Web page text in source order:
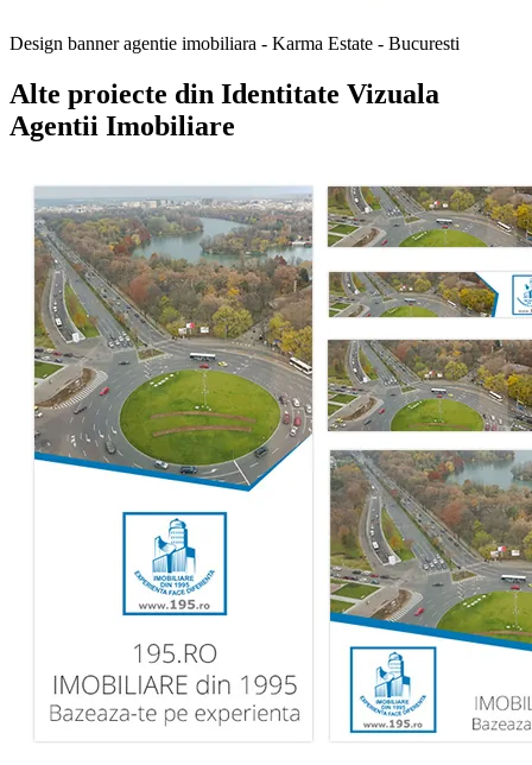
Design banner agentie imobiliara - Karma Estate - Bucuresti
Alte proiecte din Identitate Vizuala
Agentii Imobiliare